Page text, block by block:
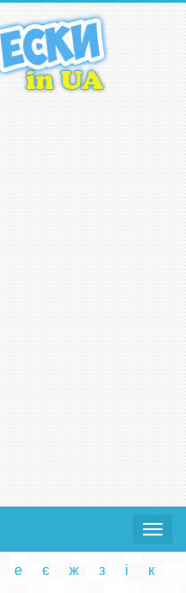
Toggle
е є ж з і к